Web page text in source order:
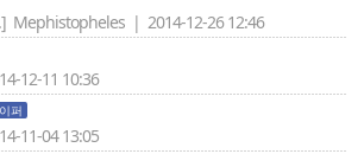
Mephistopheles | 2014-12-26 12:46
12-11 10:36
퍼
11-04 13:05